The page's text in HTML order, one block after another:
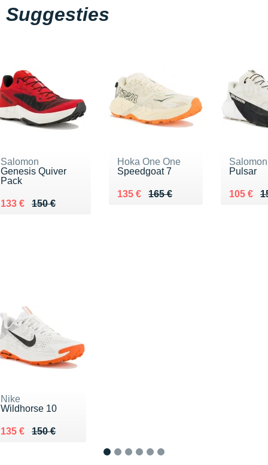
Suggesties
Salomon
Genesis Quiver
Pack
150 €
Au lieu de 150 €
133 €
Vendu 133 €
Hoka One One
Speedgoat 7
165 €
Au lieu de 165 €
135 €
Vendu 135 €
Salomon
Pulsar
Au lieu
105 €
Vendu
Nike
Wildhorse 10
150 €
Au lieu de 150 €
135 €
Vendu 135 €